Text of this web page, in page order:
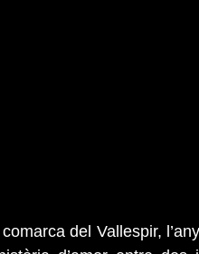
del Vallespir,